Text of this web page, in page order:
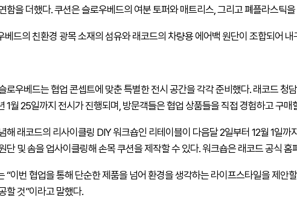
함을 더했다. 쿠션은 슬로우베드의 여분 토퍼와 매트리스, 그리고 폐플라스틱
베드의 친환경 광목 소재의 섬유와 래코드의 차량용 에어백 원단이 조합되어
로우베드는 협업 콘셉트에 맞춘 특별한 전시 공간을 각각 준비했다. 래코드
1월 25일까지 전시가 진행되며, 방문객들은 협업 상품들을 직접 경험하고 구매
해 래코드의 리사이클링 DIY 워크숍인 리테이블이 다음달 2일부터 12월 1일
단 및 솜을 업사이클링해 손목 쿠션을 제작할 수 있다. 워크숍은 래코드 공식
“이번 협업을 통해 단순한 제품을 넘어 환경을 생각하는 라이프스타일을 제안
할 것”이라고 말했다.